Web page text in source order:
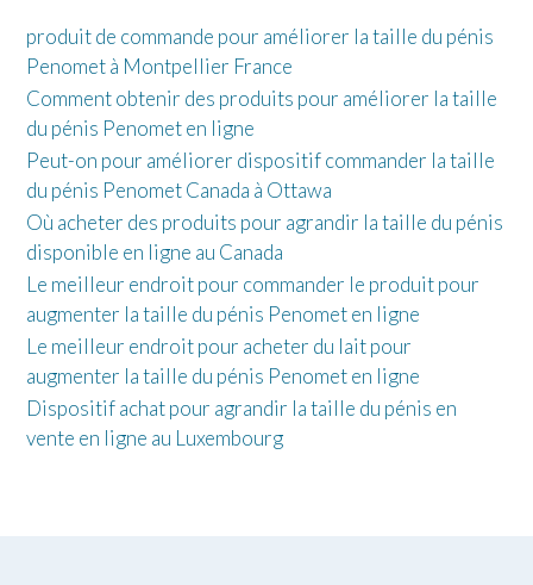
produit de commande pour améliorer la taille du pénis
Penomet à Montpellier France
Comment obtenir des produits pour améliorer la taille
du pénis Penomet en ligne
Peut-on pour améliorer dispositif commander la taille
du pénis Penomet Canada à Ottawa
Où acheter des produits pour agrandir la taille du pénis
disponible en ligne au Canada
Le meilleur endroit pour commander le produit pour
augmenter la taille du pénis Penomet en ligne
Le meilleur endroit pour acheter du lait pour
augmenter la taille du pénis Penomet en ligne
Dispositif achat pour agrandir la taille du pénis en
vente en ligne au Luxembourg